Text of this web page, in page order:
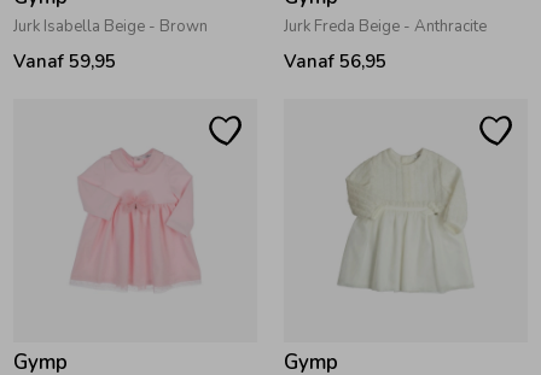
Jurk Isabella Beige - Brown
Vanaf 59,95
Jurk Freda Beige - Anthracite
Vanaf 56,95
Gymp Gymp